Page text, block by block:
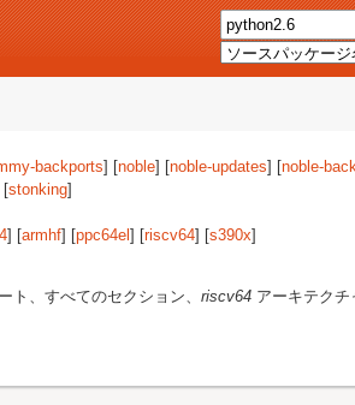
backports] [noble] [noble-updates] [noble-
[stonking]
] [armhf] [ppc64el ] [riscv64] [s390x]
ト、すべてのセクション、 riscv64 アーキテクチ